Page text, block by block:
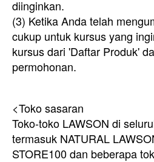
diinginkan.
(3) Ketika Anda telah
cukup untuk kursus yang
kursus dari 'Daftar Produk'
permohonan.
<Toko sasaran
Toko-toko LAWSON di
termasuk NATURAL
STORE100 dan beberapa